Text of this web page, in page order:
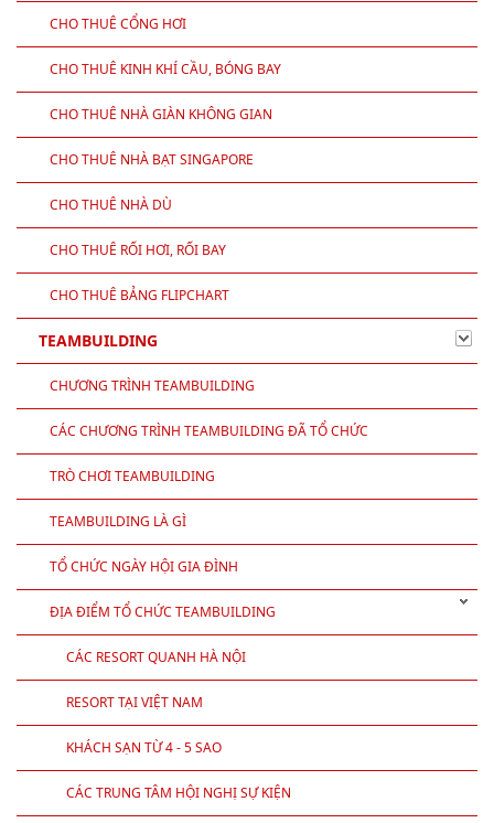
CHO THUÊ CỔNG HƠI
CHO THUÊ KINH KHÍ CẦU, BÓNG BAY
CHO THUÊ NHÀ GIÀN KHÔNG GIAN
CHO THUÊ NHÀ BẠT SINGAPORE
CHO THUÊ NHÀ DÙ
CHO THUÊ RỐI HƠI, RỐI BAY
CHO THUÊ BẢNG FLIPCHART
TEAMBUILDING
CHƯƠNG TRÌNH TEAMBUILDING
CÁC CHƯƠNG TRÌNH TEAMBUILDING ĐÃ TỔ CHỨC
TRÒ CHƠI TEAMBUILDING
TEAMBUILDING LÀ GÌ
TỔ CHỨC NGÀY HỘI GIA ĐÌNH
ĐỊA ĐIỂM TỔ CHỨC TEAMBUILDING
CÁC RESORT QUANH HÀ NỘI
RESORT TẠI VIỆT NAM
KHÁCH SẠN TỪ 4 - 5 SAO
CÁC TRUNG TÂM HỘI NGHỊ SỰ KIỆN